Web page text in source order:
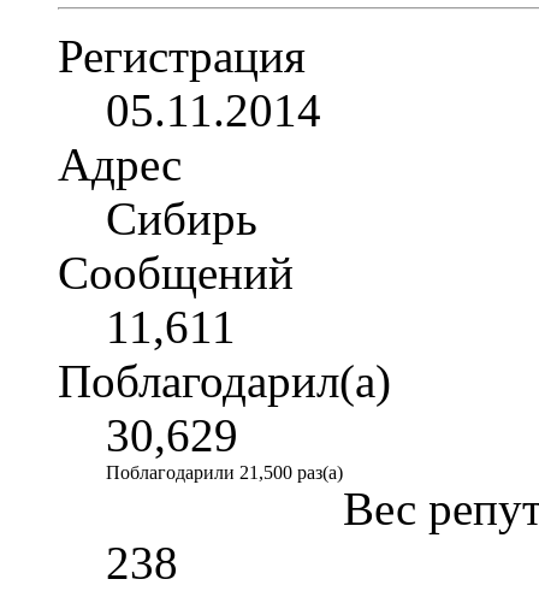
Регистрация
05.11.2014
Адрес
Сибирь
Сообщений
11,611
Поблагодарил(а)
30,629
Поблагодарили 21,500 раз(а)
Вес
238